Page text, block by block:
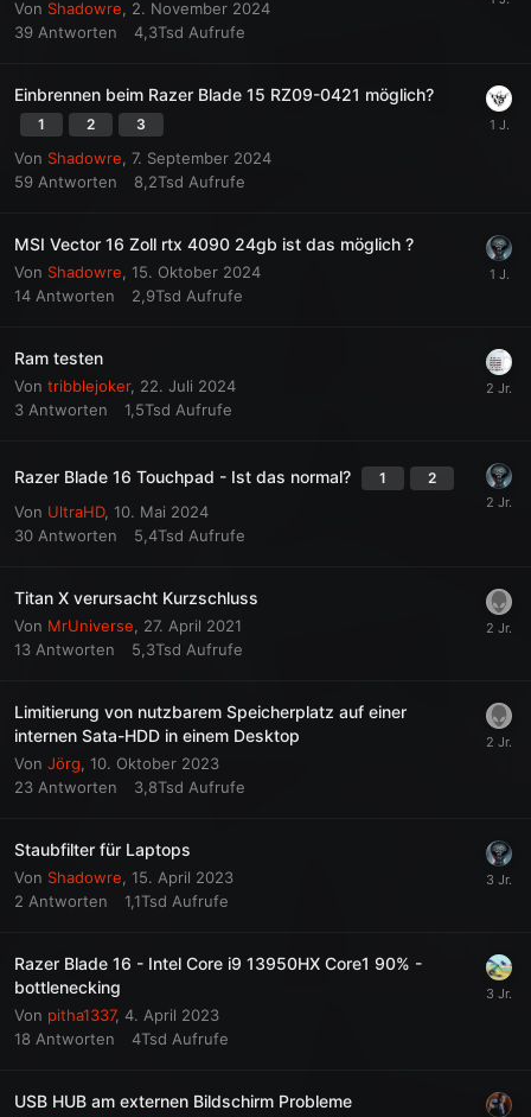
Von Shadowre
2. November 2024
39 Antworten 4,3Tsd Aufrufe
Einbrennen beim Razer Blade 15 RZ09-0421 möglich?
1 2 3
Von Shadowre 7. September 2024
59 Antworten 8,2Tsd Aufrufe
MSI Vector 16 Zoll rtx 4090 24gb ist das möglich ?
Von Shadowre 15. Oktober 2024
14 Antworten 2,9Tsd Aufrufe
Ram testen
Von tribblejoker, 22. Juli 2024
3 Antworten 1,5Tsd Aufrufe
Razer Blade 16 Touchpad - Ist das normal? 1 2
Von UltraHD, 10. Mai 2024
30 Antworten 5,4Tsd Aufrufe
Titan X verursacht Kurzschluss
Von MrUniverse
27. April 2021
13 Antworten 5,3Tsd Aufrufe
Limitierung von nutzbarem Speicherplatz auf einer
internen Sata-HDD in einem Desktop
Von Jörg 10. Oktober 2023
23 Antworten 3,8Tsd Aufrufe
Staubfilter für Laptops
Von Shadowre 15. April 2023
2 Antworten 1,1Tsd Aufrufe
Razer Blade 16 - Intel Core i9 13950HX Core1 90% -
bottlenecking
Von pitha1337, 4. April 2023
18 Antworten 4Tsd Aufrufe
USB HUB am externen Bildschirm Probleme